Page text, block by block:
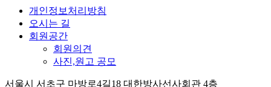
개인정보처리방침
오시는 길
회원공간
회원의견
사진,원고 공모
서울시 서초구 마방로4길18 대한방사선사회관 4층